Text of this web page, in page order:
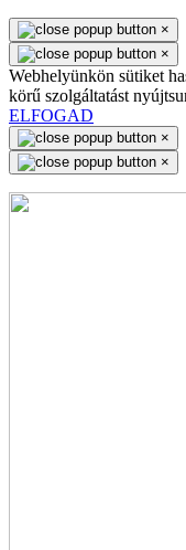
×
×
Webhelyünkön sütiket
körű szolgáltatást
ELFOGAD
×
×